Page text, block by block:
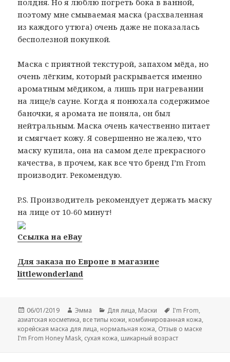
поэтому мне смываемая маска (расхваленная
из каждого утюга) очень даже не показалась
бесполезной покупкой.
Маска с приятной текстурой, запахом мёда, но
очень лёгким, который раскрывается именно
ароматным мёдиком, а лишь при нагревании
на лице/в сауне. Когда я понюхала содержимое
баночки, я аромата не поняла, он был
нейтральным. Маска очень качественно питает
и смягчает кожу. Я совершенно не жалею, что
маску купила, она на самом деле прекрасного
качества, в прочем, как все что бренд I’m From
производит. Рекомендую.
P.S. Производитель рекомендует держать маску
на лице от 10-60 минут!
Ссылка на eBay
Для заказа по Европе в магазине
littlewonderland
Опубликовано
06/01/2019 Автор
Эмма Рубрики
Для лица, Маски Метки
I'm From,
азиатская косметика, все типы кожи, комбинированная кожа,
корейская маска для лица, нормальная кожа, Отзыв о маске
I'm From Honey Mask, сухая кожа, шикарный возраст